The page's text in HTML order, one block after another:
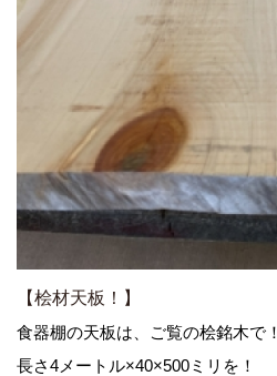
【桧材天板！】
食器棚の天板は、ご覧の桧銘木で！
長さ4メートル×40×500ミリを！